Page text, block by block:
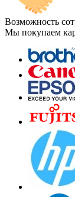
Возможность
Мы покупаем